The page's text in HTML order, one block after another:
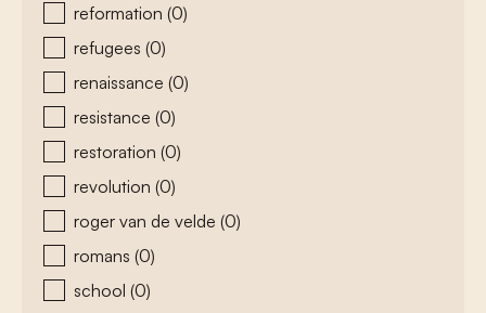
reformation (0)
refugees (0)
renaissance (0)
resistance (0)
restoration (0)
revolution (0)
roger van de velde (0)
romans (0)
school (0)